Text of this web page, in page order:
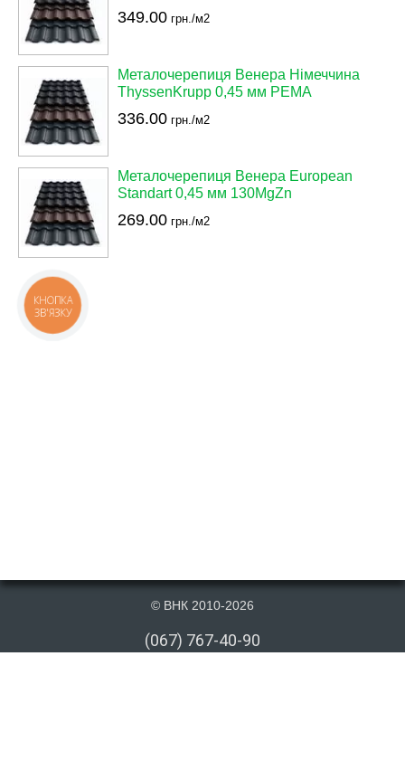
349.00 грн./м2
Металочерепиця Венера Німеччина
ThyssenKrupp 0,45 мм РЕМА
336.00 грн./м2
Металочерепиця Венера European
Standart 0,45 мм 130MgZn
269.00 грн./м2
© ВНК 2010-2026
(067) 767-40-90
КНОПКА
ЗВ'ЯЗКУ